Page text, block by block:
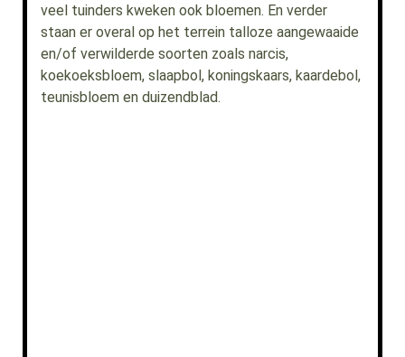
veel tuinders kweken ook bloemen. En verder
staan er overal op het terrein talloze aangewaaide
en/of verwilderde soorten zoals narcis,
koekoeksbloem, slaapbol, koningskaars, kaardebol,
teunisbloem en duizendblad.